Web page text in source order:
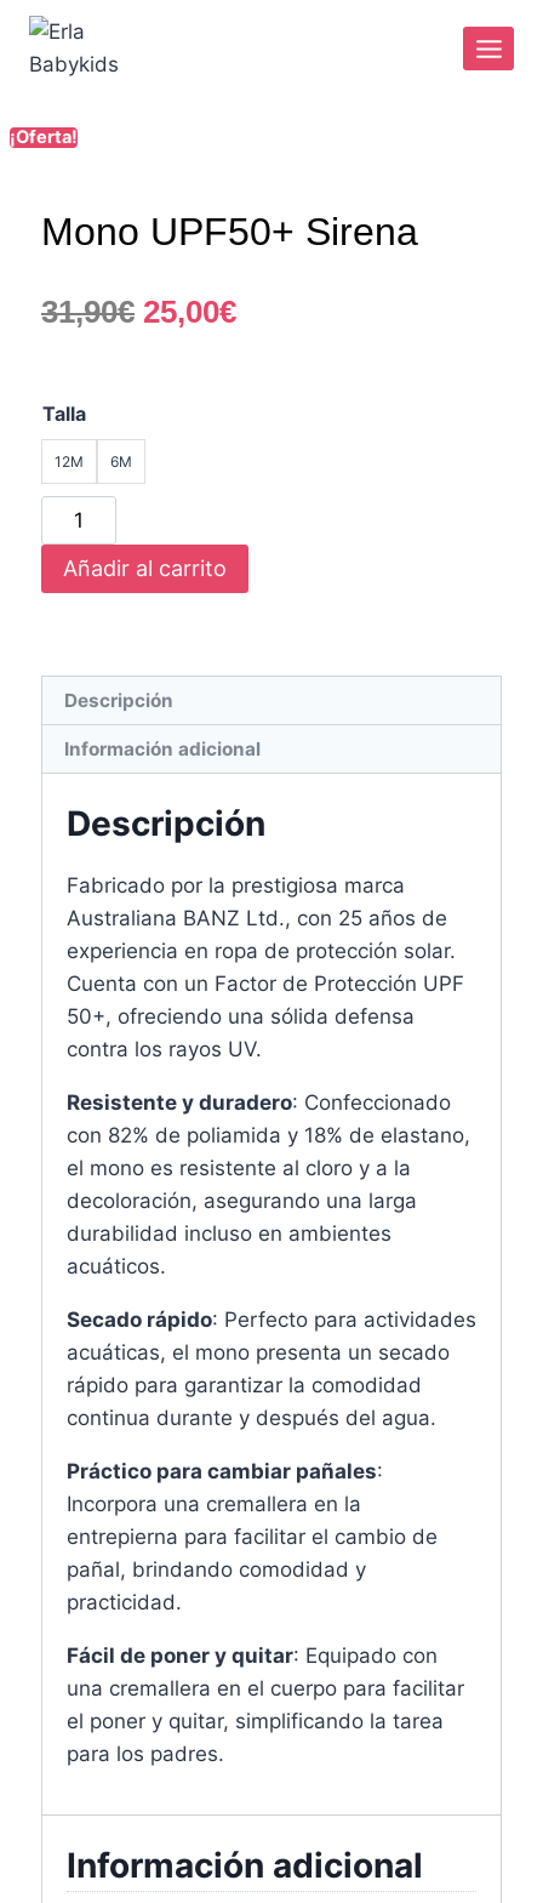
¡Oferta!
Mono UPF50+ Sirena
31,90€ 25,00€
Talla
12M 6M
Añadir al carrito
Descripción
Información adicional
Descripción
Fabricado por la prestigiosa marca
Australiana BANZ Ltd., con 25 años de
experiencia en ropa de protección solar.
Cuenta con un Factor de Protección UPF
50+, ofreciendo una sólida defensa
contra los rayos UV.
Resistente y duradero: Confeccionado
con 82% de poliamida y 18% de elastano,
el mono es resistente al cloro y a la
decoloración, asegurando una larga
durabilidad incluso en ambientes
acuáticos.
Secado rápido: Perfecto para actividades
acuáticas, el mono presenta un secado
rápido para garantizar la comodidad
continua durante y después del agua.
Práctico para cambiar pañales:
Incorpora una cremallera en la
entrepierna para facilitar el cambio de
pañal, brindando comodidad y
practicidad.
Fácil de poner y quitar: Equipado con
una cremallera en el cuerpo para facilitar
el poner y quitar, simplificando la tarea
para los padres.
Información adicional